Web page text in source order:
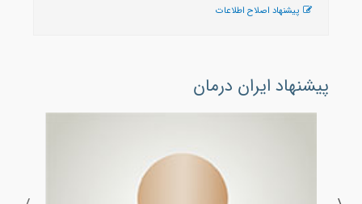
پیشنهاد اصلاح اطلاعات
پیشنهاد ایران درمان